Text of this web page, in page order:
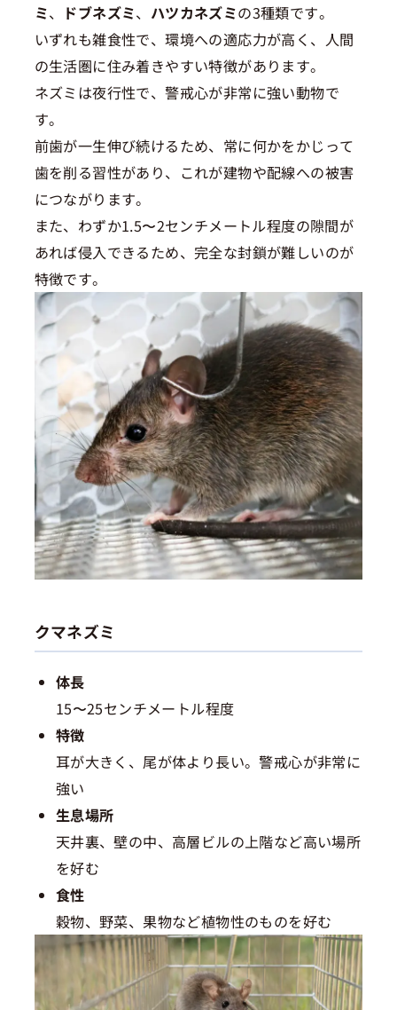
ミ、 ドブネズミ、 ハツカネズミの3種類です。
いずれも雑食性で、環境への適応力が高く、人間
の生活圏に住み着きやすい特徴があります。
ネズミは夜行性で、警戒心が非常に強い動物で
す。
前歯が一生伸び続けるため、常に何かをかじって
歯を削る習性があり、これが建物や配線への被害
につながります。
また、わずか1.5〜2センチメートル程度の隙間が
あれば侵入できるため、完全な封鎖が難しいのが
特徴です。
クマネズミ
体長
15〜25センチメートル程度
特徴
耳が大きく、尾が体より長い。警戒心が非常に
強い
生息場所
天井裏、壁の中、高層ビルの上階など高い場所
を好む
食性
穀物、野菜、果物など植物性のものを好む